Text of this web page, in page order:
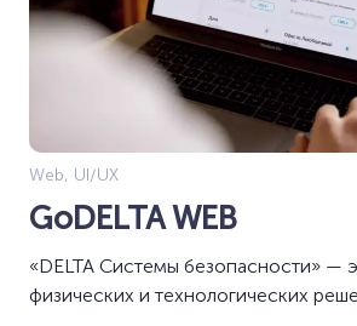
Web, UI/UX
GoDELTA WEB
«DELTA Системы безопасности» —
физических и технологических